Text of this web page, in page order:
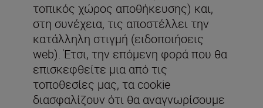
τοπικός χώρος αποθήκευσης) και,
στη συνέχεια, τις αποστέλλει την
κατάλληλη στιγμή (ειδοποιήσεις
web). Έτσι, την επόμενη φορά που θα
επισκεφθείτε μια από τις
τοποθεσίες μας, τα cookie
διασφαλίζουν ότι θα αναγνωρίσουμε